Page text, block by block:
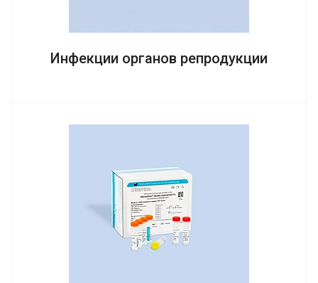
Инфекции органов репродукции